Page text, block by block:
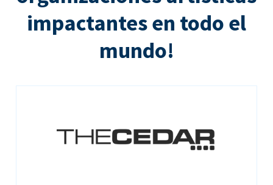
impactantes en todo el
mundo!